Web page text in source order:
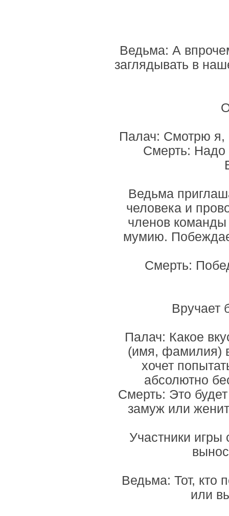
Ведьма: А
заглядывать в
Палач: Смотрю я,
Смерть: Надо
Ведьма
человека и
членов команды
мумию.
Смерть:
Вручает
Палач: Какое
(имя, фамилия)
хочет
абсолютно
Смерть: Это
замуж или
Участники
Ведьма: Тот, кто
или